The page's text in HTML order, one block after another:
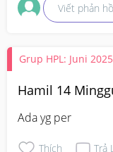
Viết phản
Grup HPL: Juni 2025
Hamil 14
Ada yg per
Thích Trả